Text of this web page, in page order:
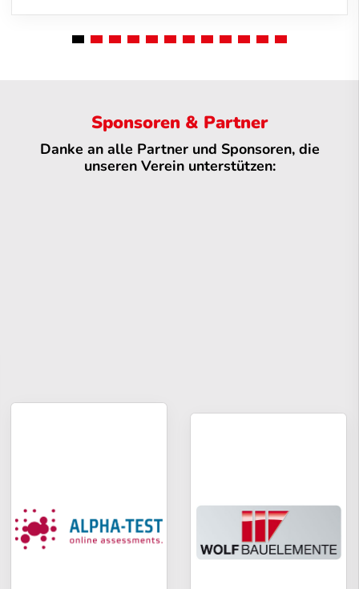
Sponsoren & Partner
Danke an alle Partner und Sponsoren, die
unseren Verein unterstützen: